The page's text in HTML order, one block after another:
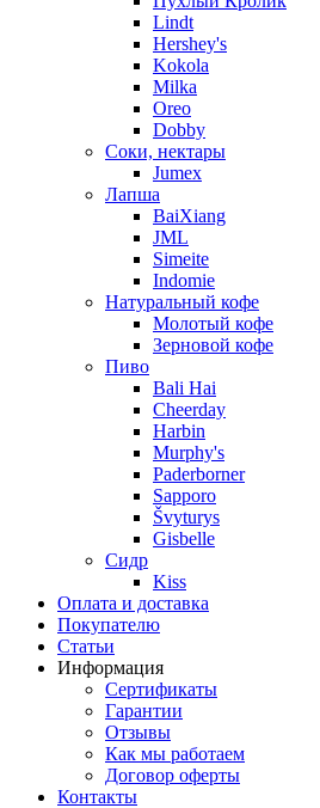
Lindt
Hershey's
Kokola
Milka
Oreo
Dobby
Соки, нектары
Jumex
Лапша
BaiXiang
JML
Simeite
Indomie
Натуральный кофе
Молотый кофе
Зерновой кофе
Пиво
Bali Hai
Cheerday
Harbin
Murphy's
Paderborner
Sapporo
Švyturys
Gisbelle
Сидр
Kiss
Оплата и доставка
Покупателю
Статьи
Информация
Сертификаты
Гарантии
Отзывы
Как мы работаем
Договор оферты
Контакты